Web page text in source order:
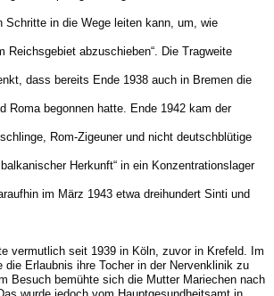
Schritte in die Wege leiten kann, um, wie
Reichsgebiet abzuschieben“. Die Tragweite
dass bereits Ende 1938 auch in Bremen die
Roma begonnen hatte. Ende 1942 kam der
Rom-Zigeuner und nicht deutschblütige
Herkunft“ in ein Konzentrationslager
im März 1943 etwa dreihundert Sinti und
vermutlich seit 1939 in Köln, zuvor in Krefeld. Im
die Erlaubnis ihre Tocher in der Nervenklinik zu
Besuch bemühte sich die Mutter Mariechen nach